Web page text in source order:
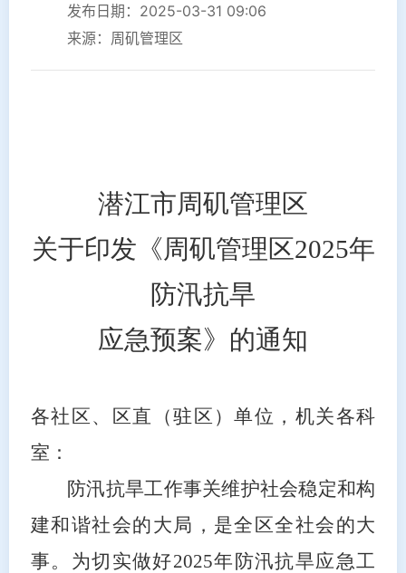
发布日期：2025-03-31 09:06
来源：周矶管理区
潜江市周矶管理区
关于印发《周矶管理区2025年
防汛抗旱
应急预案》的通知
各社区、区直（驻区）单位，机关各科
室：
防汛抗旱工作事关维护社会稳定和构
建和谐社会的大局，是全区全社会的大
事。为切实做好2025年防汛抗旱应急工